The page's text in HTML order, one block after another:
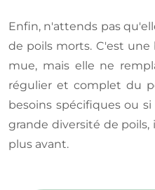
Enfin, n'attends pas
de poils morts. C'est
mue, mais elle ne
régulier et complet du
besoins spécifiques ou
grande diversité de
plus avant.